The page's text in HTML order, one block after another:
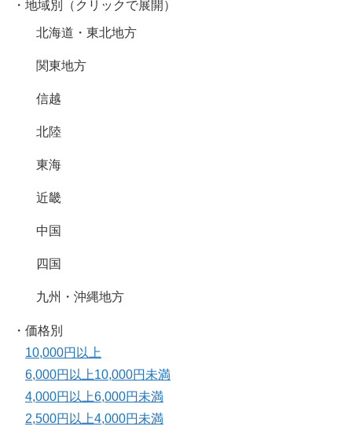
・地域別（クリックで展開）
北海道・東北地方
関東地方
信越
北陸
東海
近畿
中国
四国
九州・沖縄地方
・価格別
10,000円以上
6,000円以上10,000円未満
4,000円以上6,000円未満
2,500円以上4,000円未満